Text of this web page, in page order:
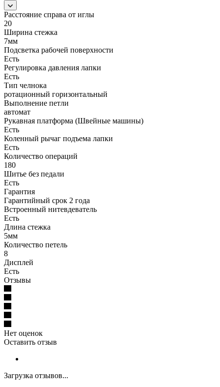
Расстояние справа от иглы
20
Ширина стежка
7мм
Подсветка рабочей поверхности
Есть
Регулировка давления лапки
Есть
Тип челнока
ротационный горизонтальный
Выполнение петли
автомат
Рукавная платформа (Швейные машины)
Есть
Коленный рычаг подъема лапки
Есть
Количество операций
180
Шитье без педали
Есть
Гарантия
Гарантийный срок 2 года
Встроенный нитевдеватель
Есть
Длина стежка
5мм
Количество петель
8
Дисплей
Есть
Отзывы
Нет оценок
Оставить отзыв
Загрузка отзывов...